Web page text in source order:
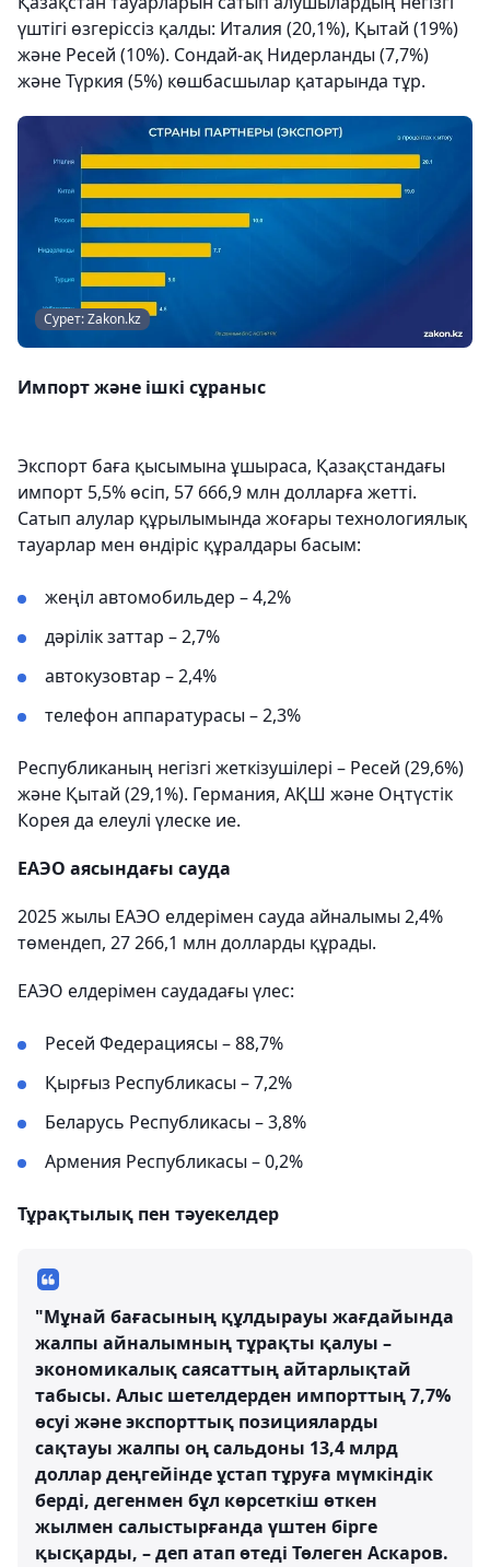
үштігі өзгеріссіз қалды: Италия (20,1%), Қытай (19%)
және Ресей (10%). Сондай-ақ Нидерланды (7,7%)
және Түркия (5%) көшбасшылар қатарында тұр.
Сурет: Zakon.kz
Импорт және ішкі сұраныс
Экспорт баға қысымына ұшыраса, Қазақстандағы
импорт 5,5% өсіп, 57 666,9 млн долларға жетті.
Сатып алулар құрылымында жоғары технологиялық
тауарлар мен өндіріс құралдары басым:
жеңіл автомобильдер – 4,2%
дәрілік заттар – 2,7%
автокузовтар – 2,4%
телефон аппаратурасы – 2,3%
Республиканың негізгі жеткізушілері – Ресей (29,6%)
және Қытай (29,1%). Германия, АҚШ және Оңтүстік
Корея да елеулі үлеске ие.
ЕАЭО аясындағы сауда
2025 жылы ЕАЭО елдерімен сауда айналымы 2,4%
төмендеп, 27 266,1 млн долларды құрады.
ЕАЭО елдерімен саудадағы үлес:
Ресей Федерациясы – 88,7%
Қырғыз Республикасы – 7,2%
Беларусь Республикасы – 3,8%
Армения Республикасы – 0,2%
Тұрақтылық пен тәуекелдер
"Мұнай бағасының құлдырауы жағдайында
жалпы айналымның тұрақты қалуы –
экономикалық саясаттың айтарлықтай
табысы. Алыс шетелдерден импорттың 7,7%
өсуі және экспорттық позицияларды
сақтауы жалпы оң сальдоны 13,4 млрд
доллар деңгейінде ұстап тұруға мүмкіндік
берді, дегенмен бұл көрсеткіш өткен
жылмен салыстырғанда үштен бірге
қысқарды, – деп атап өтеді Төлеген Аскаров.